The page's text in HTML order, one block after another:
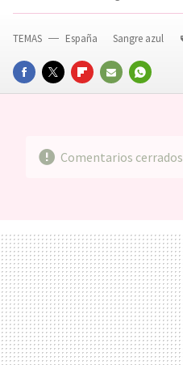
FACEBOOKTWITTERFLIPBOARD
E-
WHATSAPP
TEMAS España Sangre azul
Comentarios cerrados